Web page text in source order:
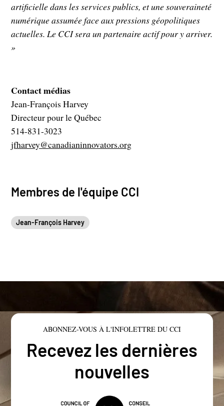
artificielle dans les services publics, et une souveraineté
numérique assumée face aux pressions géopolitiques
actuelles. Le CCI sera un partenaire actif pour y arriver.
»
Contact médias
Jean-François Harvey
Directeur pour le Québec
514-831-3023
jfharvey@canadianinnovators.org
Membres de l'équipe CCI
Jean-François Harvey
ABONNEZ-VOUS À L'INFOLETTRE DU CCI
Recevez les dernières
nouvelles